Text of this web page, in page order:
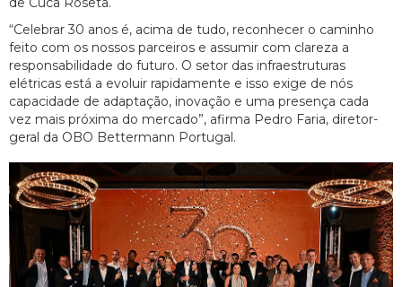
“Celebrar 30 anos é, acima de tudo, reconhecer o caminho
feito com os nossos parceiros e assumir com clareza a
responsabilidade do futuro. O setor das infraestruturas
elétricas está a evoluir rapidamente e isso exige de nós
capacidade de adaptação, inovação e uma presença cada
vez mais próxima do mercado”, afirma Pedro Faria, diretor-
geral da OBO Bettermann Portugal.